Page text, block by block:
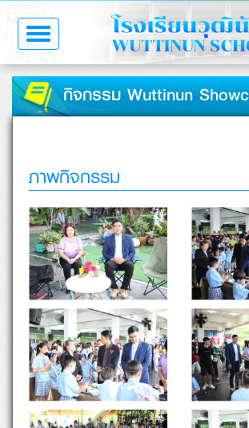
Toggle
navigation
กิจกรรม Wuttinun
ภาพกิจกรรม